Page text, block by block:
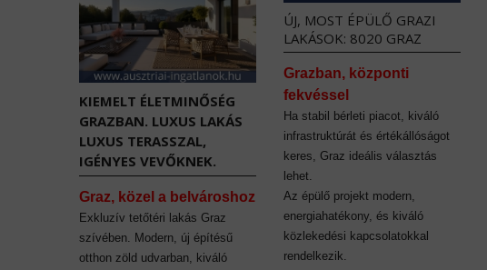
KIEMELT ÉLETMINŐSÉG
GRAZBAN. LUXUS LAKÁS
LUXUS TERASSZAL,
IGÉNYES VEVŐKNEK.
Graz, közel a belvároshoz
Exkluzív tetőtéri lakás Graz
szívében. Modern, új építésű
otthon zöld udvarban, kiváló
ÚJ, MOST ÉPÜLŐ GRAZI
LAKÁSOK: 8020 GRAZ
Grazban, központi
fekvéssel
Ha stabil bérleti piacot, kiváló
infrastruktúrát és értékállóságot
keres, Graz ideális választás
lehet.
Az épülő projekt modern,
energiahatékony, és kiváló
közlekedési kapcsolatokkal
rendelkezik.